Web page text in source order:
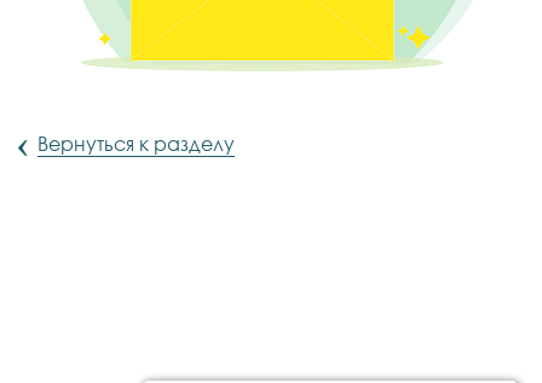
‹ Вернуться к разделу